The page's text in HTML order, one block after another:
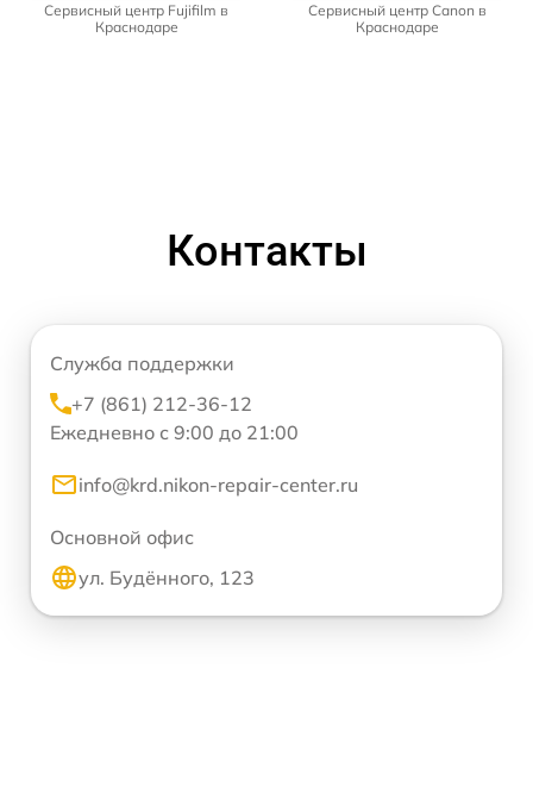
Сервисный центр Fujifilm в
Краснодаре
Сервисный центр Canon в
Краснодаре
Контакты
Служба поддержки
+7 (861) 212-36-12
Ежедневно с 9:00 до 21:00
info@krd.nikon-repair-center.ru
Основной офис
ул. Будённого, 123